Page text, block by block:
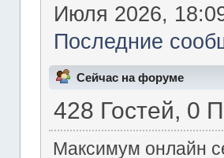
Июля 2026,
Последние
Сейчас на форуме
428 Гостей, 0
Максимум онлайн